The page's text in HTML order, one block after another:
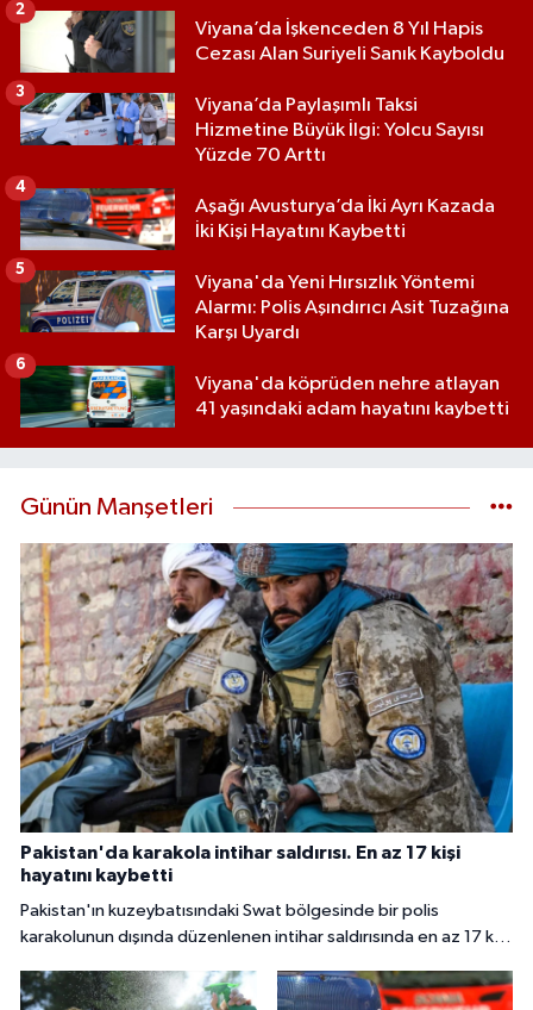
Viyana’da İşkenceden 8 Yıl Hapis
Cezası Alan Suriyeli Sanık Kayboldu
2
Viyana’da Paylaşımlı Taksi
Hizmetine Büyük İlgi: Yolcu Sayısı
Yüzde 70 Arttı
3
Aşağı Avusturya’da İki Ayrı Kazada
İki Kişi Hayatını Kaybetti
4
Viyana'da Yeni Hırsızlık Yöntemi
Alarmı: Polis Aşındırıcı Asit Tuzağına
Karşı Uyardı
5
Viyana'da köprüden nehre atlayan
41 yaşındaki adam hayatını kaybetti
6
Günün Manşetleri
Pakistan'da karakola intihar saldırısı. En az 17 kişi
hayatını kaybetti
Pakistan'ın kuzeybatısındaki Swat bölgesinde bir polis
karakolunun dışında düzenlenen intihar saldırısında en az 17 kişi